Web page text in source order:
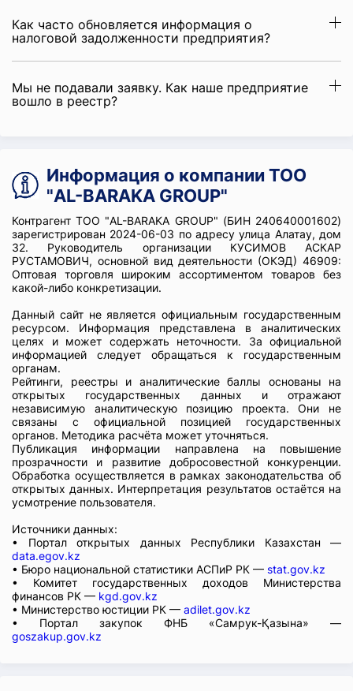
Как часто обновляется информация о
налоговой задолженности предприятия?
Мы не подавали заявку. Как наше предприятие
вошло в реестр?
Информация о компании ТОО
"AL-BARAKA GROUP"
Контрагент ТОО "AL-BARAKA GROUP" (БИН 240640001602)
зарегистрирован 2024-06-03 по адресу улица Алатау, дом
32. Руководитель организации КУСИМОВ АСКАР
РУСТАМОВИЧ, основной вид деятельности (ОКЭД) 46909:
Оптовая торговля широким ассортиментом товаров без
какой-либо конкретизации.
Данный сайт не является официальным государственным
ресурсом. Информация представлена в аналитических
целях и может содержать неточности. За официальной
информацией следует обращаться к государственным
органам.
Рейтинги, реестры и аналитические баллы основаны на
открытых государственных данных и отражают
независимую аналитическую позицию проекта. Они не
связаны с официальной позицией государственных
органов. Методика расчёта может уточняться.
Публикация информации направлена на повышение
прозрачности и развитие добросовестной конкуренции.
Обработка осуществляется в рамках законодательства об
открытых данных. Интерпретация результатов остаётся на
усмотрение пользователя.
Источники данных:
• Портал открытых данных Республики Казахстан —
data.egov.kz
• Бюро национальной статистики АСПиР РК — stat.gov.kz
• Комитет государственных доходов Министерства
финансов РК — kgd.gov.kz
• Министерство юстиции РК — adilet.gov.kz
• Портал закупок ФНБ «Самрук-Қазына» —
goszakup.gov.kz